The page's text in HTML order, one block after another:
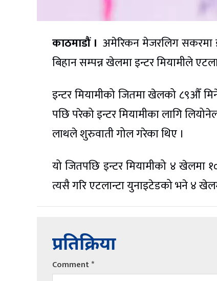
काठमाडौं । अमेरिकन मेजरलिग सकरमा
बिहान सम्पन्न खेलमा इन्टर मियामीले
इन्टर मियामीको जितमा खेलको ८९औँ
पछि परेको इन्टर मियामीका लागि
लाथले शुरुवाती गोल गरेका थिए ।
यो जितपछि इन्टर मियामीको ४ खेलमा
त्यसै गरि एटलान्टा युनाइटेडको भने ४
प्रतिक्रिया
Comment*